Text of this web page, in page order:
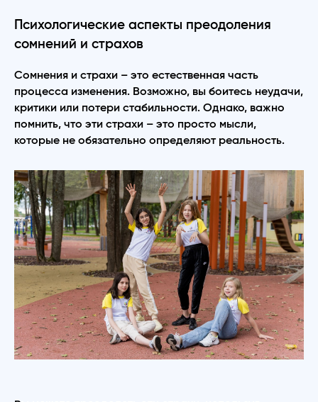
Психологические аспекты преодоления
сомнений и страхов
Сомнения и страхи – это естественная часть
процесса изменения. Возможно, вы боитесь неудачи,
критики или потери стабильности. Однако, важно
помнить, что эти страхи – это просто мысли,
которые не обязательно определяют реальность.